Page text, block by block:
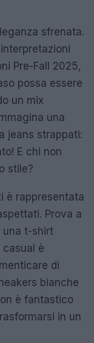
sfrenata.
Pre-Fall 2025,
possa essere
un mix
una
jeans strappati:
E chi non
stile?
è rappresentata
Prova a
una t-shirt
è
di
bianche
è fantastico
in un